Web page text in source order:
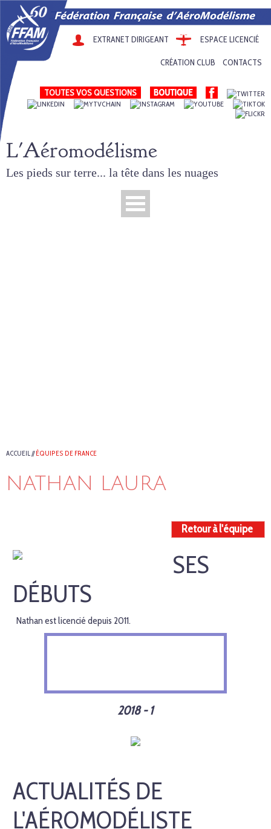
EXTRANET DIRIGEANT ESPACE LICENCIÉ
CRÉATION CLUB CONTACTS
TOUTES VOS QUESTIONS
L'Aéromodélisme
Les pieds sur terre... la tête dans les nuages
ACCUEIL//ÉQUIPES DE FRANCE
NATHAN LAURA
Retour à l'équipe
SES
DÉBUTS
Nathan est licencié depuis 2011.
2018 - 1
ACTUALITÉS DE
L'AÉROMODÉLISTE